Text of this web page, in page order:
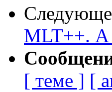
MLT++. А
[ теме ] [